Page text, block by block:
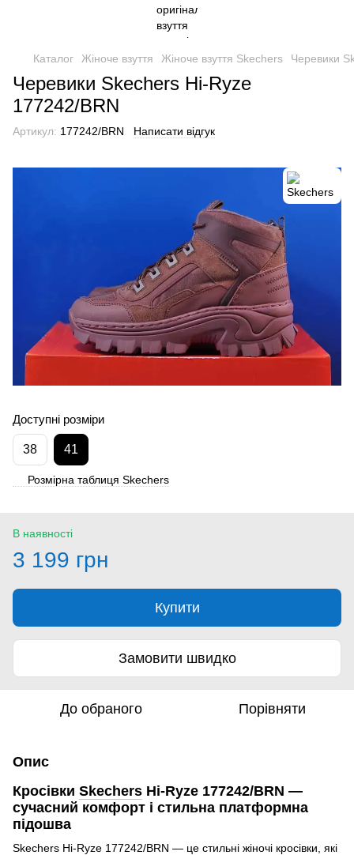
Каталог Жіноче взуття Жіноче взуття Skechers Черевики
Черевики Skechers Hi-Ryze
177242/BRN
Артикул: 177242/BRN Написати відгук
Доступні розміри
38 41
Розмірна таблиця Skechers
В наявності
3 199 грн
Купити
Замовити швидко
До обраного Порівняти
Опис
Кросівки Skechers Hi-Ryze 177242/BRN —
сучасний комфорт і стильна платформна
підошва
Skechers Hi-Ryze 177242/BRN — це стильні жіночі кросівки, які